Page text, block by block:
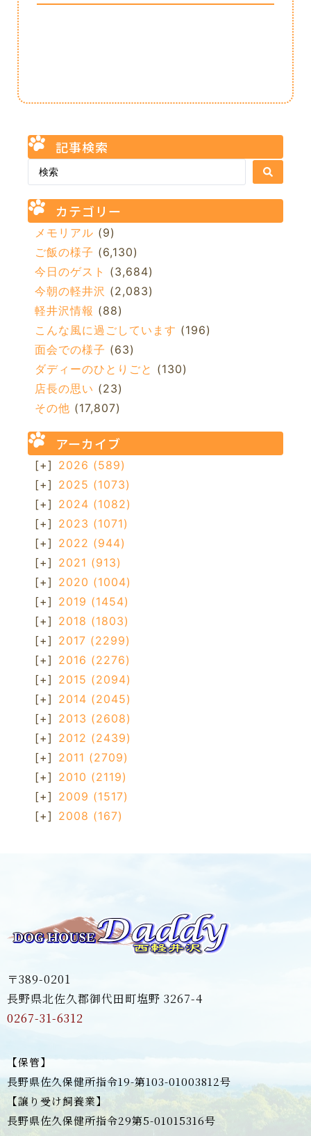
記事検索
カテゴリー
メモリアル (9)
ご飯の様子 (6,130)
今日のゲスト (3,684)
今朝の軽井沢 (2,083)
軽井沢情報 (88)
こんな風に過ごしています (196)
面会での様子 (63)
ダディーのひとりごと (130)
店長の思い (23)
その他 (17,807)
アーカイブ
[+] 2026 (589)
[+] 2025 (1073)
[+] 2024 (1082)
[+] 2023 (1071)
[+] 2022 (944)
[+] 2021 (913)
[+] 2020 (1004)
[+] 2019 (1454)
[+] 2018 (1803)
[+] 2017 (2299)
[+] 2016 (2276)
[+] 2015 (2094)
[+] 2014 (2045)
[+] 2013 (2608)
[+] 2012 (2439)
[+] 2011 (2709)
[+] 2010 (2119)
[+] 2009 (1517)
[+] 2008 (167)
〒389-0201
長野県北佐久郡御代田町塩野 3267-4
0267-31-6312
【保管】
長野県佐久保健所指令19-第103-01003812号
【譲り受け飼養業】
長野県佐久保健所指令29第5-01015316号